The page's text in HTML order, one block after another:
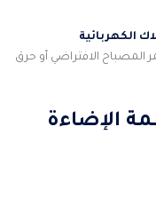
الكهربائية
المصباح الافتراضي أو حرق
الإضاءة